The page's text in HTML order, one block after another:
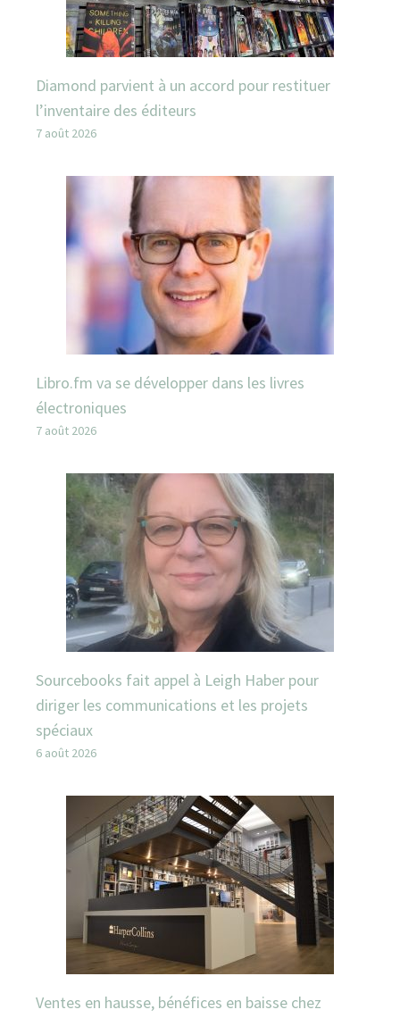
Diamond parvient à un accord pour restituer
l’inventaire des éditeurs
7 août 2026
Libro.fm va se développer dans les livres
électroniques
7 août 2026
Sourcebooks fait appel à Leigh Haber pour
diriger les communications et les projets
spéciaux
6 août 2026
Ventes en hausse, bénéfices en baisse chez